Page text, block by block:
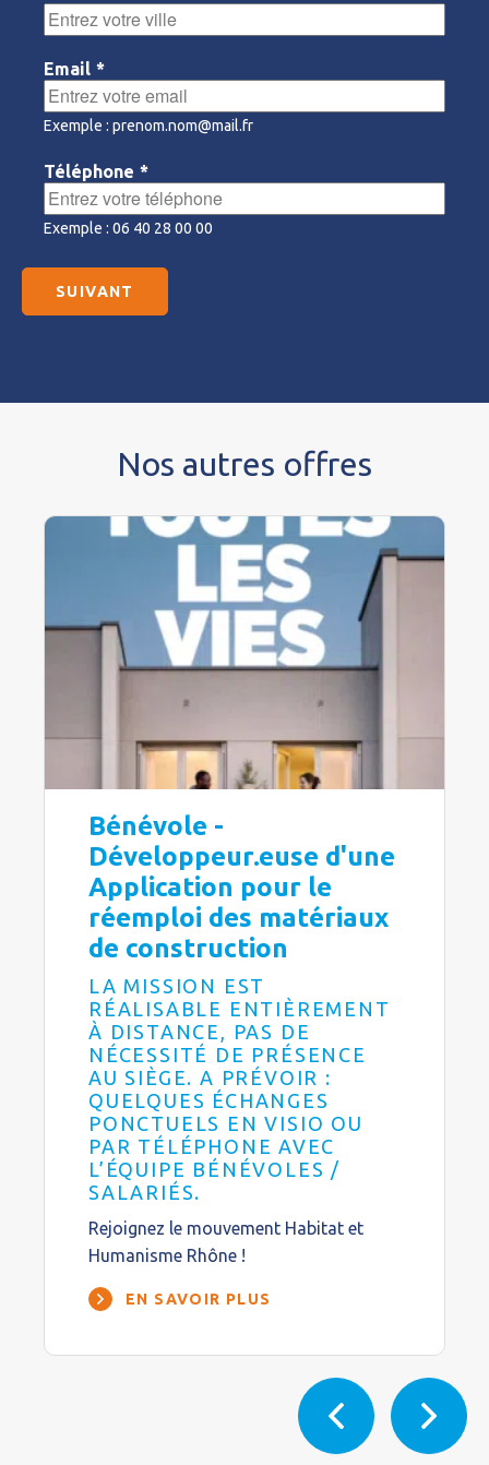
Email *
Exemple : prenom.nom@mail.fr
Téléphone *
Exemple : 06 40 28 00 00
Nos autres offres
Bénévole -
Développeur.euse d'une
Application pour le
réemploi des matériaux
de construction
LA MISSION EST
RÉALISABLE ENTIÈREMENT
À DISTANCE, PAS DE
NÉCESSITÉ DE PRÉSENCE
AU SIÈGE. A PRÉVOIR :
QUELQUES ÉCHANGES
PONCTUELS EN VISIO OU
PAR TÉLÉPHONE AVEC
L’ÉQUIPE BÉNÉVOLES /
SALARIÉS.
Rejoignez le mouvement Habitat et
Humanisme Rhône !
EN SAVOIR PLUS